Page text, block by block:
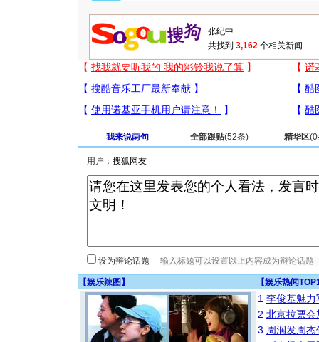
共找到 3,162 个相关新闻.
我来说两句 全部跟贴(52条) 精华区(0
用户：
设为辩论话题
【娱乐辣图 】 【娱乐热闻
1 李俊基魅力
2 北京拉票
3 周润发周